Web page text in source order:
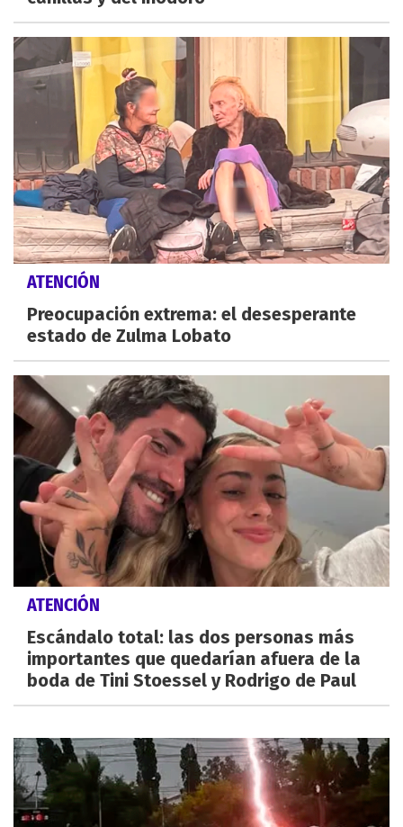
ATENCIÓN
Preocupación extrema: el desesperante
estado de Zulma Lobato
ATENCIÓN
Escándalo total: las dos personas más
importantes que quedarían afuera de la
boda de Tini Stoessel y Rodrigo de Paul